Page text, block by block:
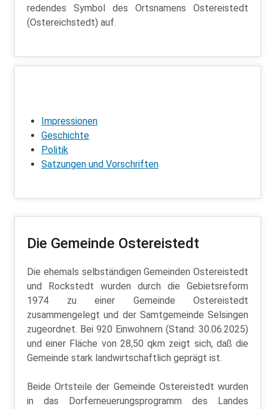
redendes Symbol des Ortsnamens Ostereistedt
(Ostereichstedt) auf.
Impressionen
Geschichte
Politik
Satzungen und Vorschriften
Die Gemeinde Ostereistedt
Die ehemals selbständigen Gemeinden Ostereistedt
und Rockstedt wurden durch die Gebietsreform
1974 zu einer Gemeinde Ostereistedt
zusammengelegt und der Samtgemeinde Selsingen
zugeordnet. Bei 920 Einwohnern (Stand: 30.06.2025)
und einer Fläche von 28,50 qkm zeigt sich, daß die
Gemeinde stark landwirtschaftlich geprägt ist.
Beide Ortsteile der Gemeinde Ostereistedt wurden
in das Dorferneuerungsprogramm des Landes